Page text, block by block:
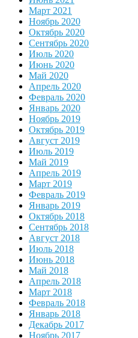
Март 2021
Ноябрь 2020
Октябрь 2020
Сентябрь 2020
Июль 2020
Июнь 2020
Май 2020
Апрель 2020
Февраль 2020
Январь 2020
Ноябрь 2019
Октябрь 2019
Август 2019
Июль 2019
Май 2019
Апрель 2019
Март 2019
Февраль 2019
Январь 2019
Октябрь 2018
Сентябрь 2018
Август 2018
Июль 2018
Июнь 2018
Май 2018
Апрель 2018
Март 2018
Февраль 2018
Январь 2018
Декабрь 2017
Ноябрь 2017